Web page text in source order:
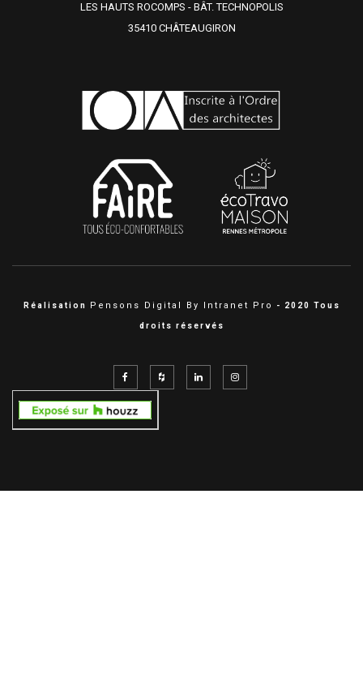
LES HAUTS ROCOMPS - BÂT. TECHNOPOLIS
35410 CHÂTEAUGIRON
Réalisation Pensons Digital By Intranet Pro - 2020 Tous
droits réservés